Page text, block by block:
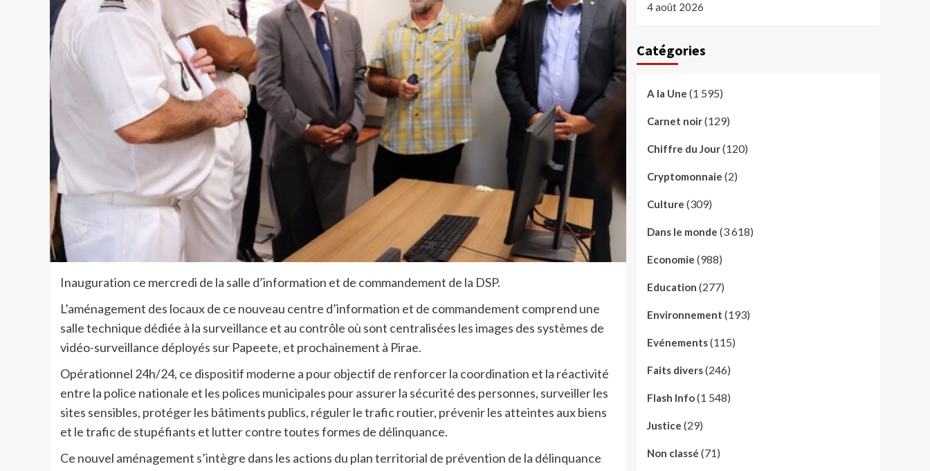
Inauguration ce mercredi de la salle d’information et de commandement de la DSP.
L’aménagement des locaux de ce nouveau centre d’information et de commandement comprend une
salle technique dédiée à la surveillance et au contrôle où sont centralisées les images des systèmes de
vidéo-surveillance déployés sur Papeete, et prochainement à Pirae.
Opérationnel 24h/24, ce dispositif moderne a pour objectif de renforcer la coordination et la réactivité
entre la police nationale et les polices municipales pour assurer la sécurité des personnes, surveiller les
sites sensibles, protéger les bâtiments publics, réguler le trafic routier, prévenir les atteintes aux biens
et le trafic de stupéfiants et lutter contre toutes formes de délinquance.
Ce nouvel aménagement s’intègre dans les actions du plan territorial de prévention de la délinquance
4 août 2026
Catégories
A la Une (1 595)
Carnet noir(129)
Chiffre du Jour(120)
Cryptomonnaie (2)
Culture (309)
Dans le monde (3 618)
Economie (988)
Education (277)
Environnement (193)
Evénements(115)
Faits divers(246)
Flash Info(1 548)
Justice (29)
Non classé (71)